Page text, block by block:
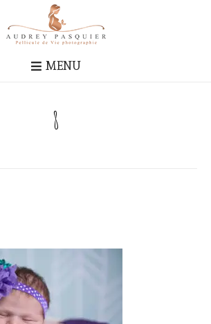
MENU
8